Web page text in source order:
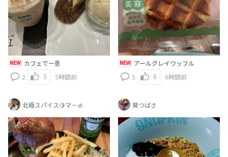
NEW カフェで一息
2
5 5時間前
NEW アールグレイワッフル
5
6 6時間前
北極スパイス🍋マ－🦪 葵つばさ